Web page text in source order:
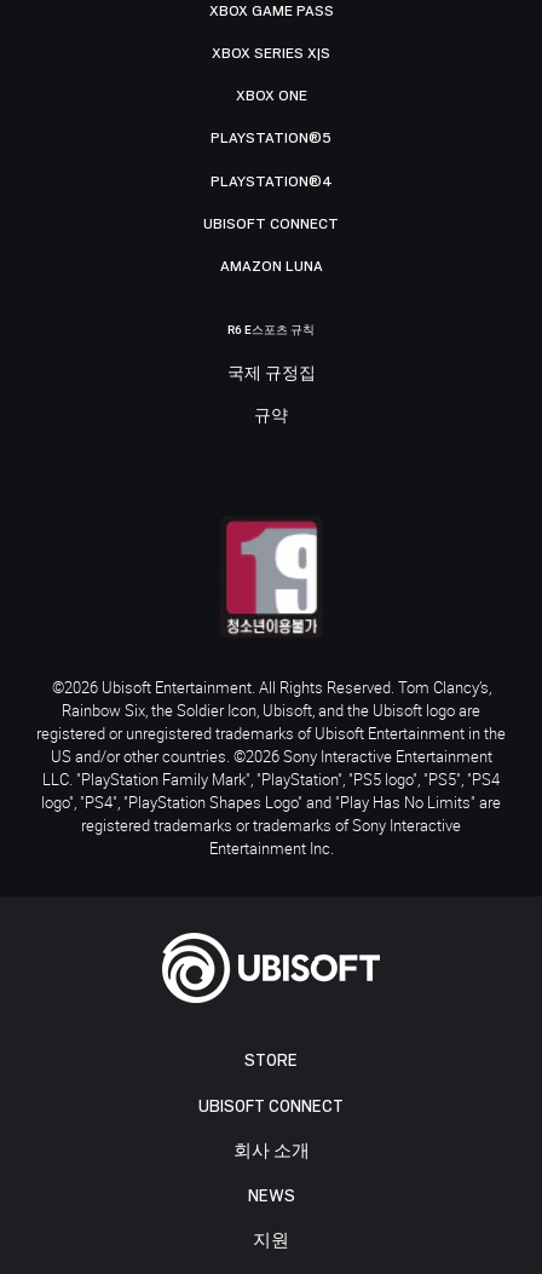
STORE
UBISOFT CONNECT
회사 소개
NEWS
지원
XBOX GAME PASS
XBOX SERIES X|S
XBOX ONE
PLAYSTATION®5
PLAYSTATION®4
UBISOFT CONNECT
AMAZON LUNA
R6 E스포츠 규칙
국제 규정집
규약
©2026 Ubisoft Entertainment. All Rights Reserved. Tom Clancy’s,
Rainbow Six, the Soldier Icon, Ubisoft, and the Ubisoft logo are
registered or unregistered trademarks of Ubisoft Entertainment in the
US and/or other countries. ©2026 Sony Interactive Entertainment
LLC. "PlayStation Family Mark", "PlayStation", "PS5 logo", "PS5", "PS4
logo", "PS4", "PlayStation Shapes Logo" and "Play Has No Limits" are
registered trademarks or trademarks of Sony Interactive
Entertainment Inc.